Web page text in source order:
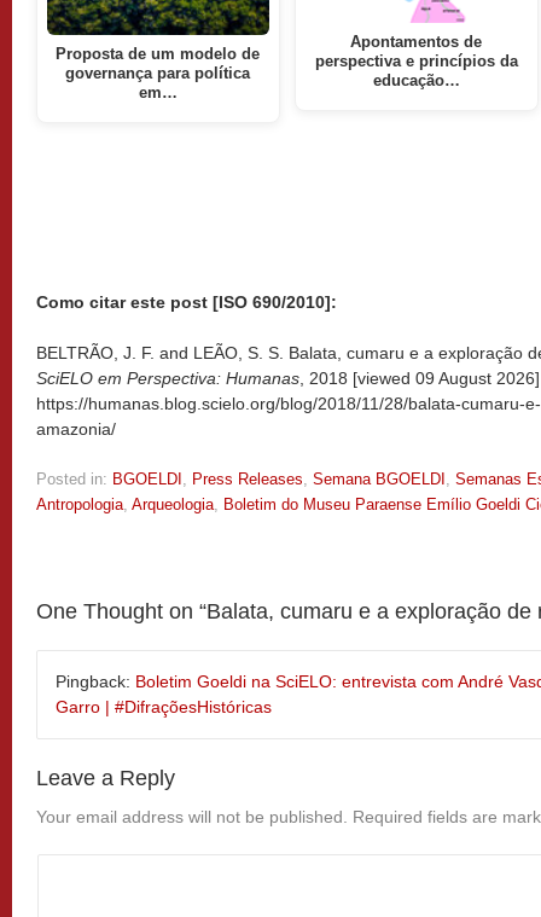
Proposta de um modelo de
governança para política
em…
Apontamentos de
perspectiva e princípios da
educação…
Como citar este post [ISO 690/2010]:
BELTRÃO, J. F. and LEÃO, S. S. Balata, cumaru e a exploração
SciELO em Perspectiva: Humanas, 2018 [viewed 09 August
https://humanas.blog.scielo.org/blog/2018/11/28/balata-cumaru-
amazonia/
Posted in: BGOELDI , Press Releases, Semana BGOELDI , Semanas
Antropologia, Arqueologia, Boletim do Museu Paraense Emílio Goeldi
One Thought on “Balata, cumaru e a exploração de
Pingback: Boletim Goeldi na SciELO: entrevista com André
Garro | #DifraçõesHistóricas
Leave a Reply
Your email address will not be published. Required fields are